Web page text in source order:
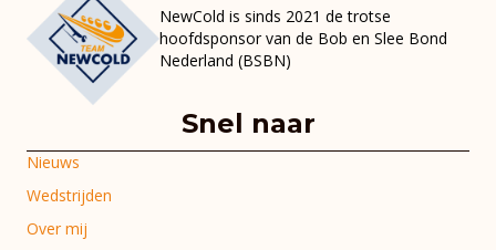
NewCold is sinds 2021 de trotse
hoofdsponsor van de Bob en Slee Bond
Nederland (BSBN)
Snel naar
Nieuws
Wedstrijden
Over mij